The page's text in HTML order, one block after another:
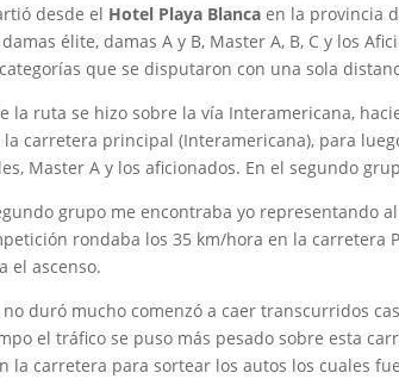
desde el Hotel Playa Blanca en la provincia
élite, damas A y B, Master A, B, C y los
que se disputaron con una sola
la ruta se hizo sobre la vía Interamericana,
la carretera principal (Interamericana), para
Master A y los aficionados. En el segundo
grupo me encontraba yo representando al
rondaba los 35 km/hora en la carretera
el ascenso.
duró mucho comenzó a caer transcurridos
el tráfico se puso más pesado sobre esta
la carretera para sortear los autos los cuales